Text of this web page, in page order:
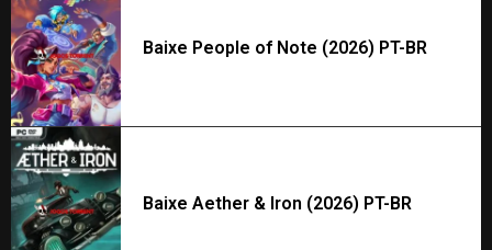
Baixe People of Note (2026) PT-BR
Baixe Aether & Iron (2026) PT-BR